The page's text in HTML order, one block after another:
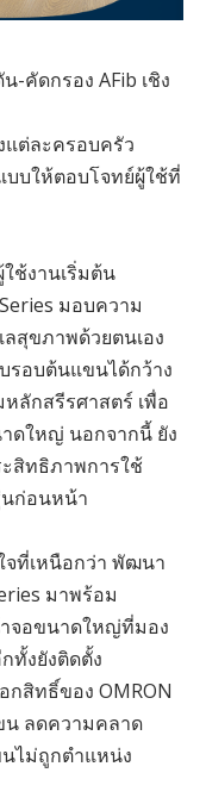
-คัดกรอง AFib เชิง
ต่ละครอบครัว
บให้ตอบโจทย์ผู้ใช้ที่
ใช้งานเริ่มต้น
มอบความ
สุขภาพด้วยตนเอง
รอบต้นแขนได้กว้าง
ลักสรีรศาสตร์ เพื่อ
ดใหญ่ นอกจากนี้ ยัง
สิทธิภาพการใช้
นก่อนหน้า
จที่เหนือกว่า พัฒนา
มาพร้อม
จอขนาดใหญ่ที่มอง
ทั้งยังติดตั้ง
สิทธิ์ของ OMRON
น ลดความคลาด
ไม่ถูกตำแหน่ง